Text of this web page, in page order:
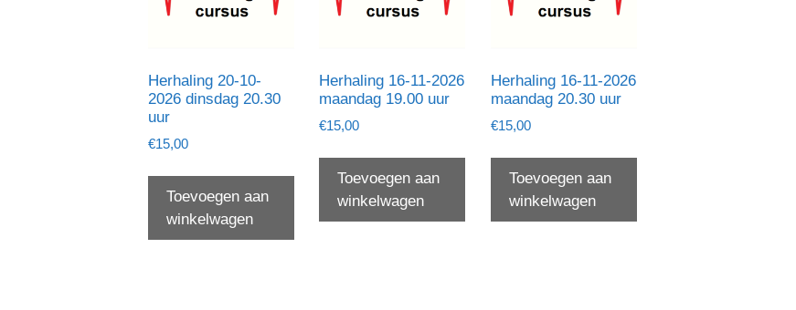
Herhaling 20-10-
2026 dinsdag 20.30
uur
€15,00
Toevoegen aan
winkelwagen
Herhaling 16-11-2026
maandag 19.00 uur
€15,00
Toevoegen aan
winkelwagen
Herhaling 16-11-2026
maandag 20.30 uur
€15,00
Toevoegen aan
winkelwagen